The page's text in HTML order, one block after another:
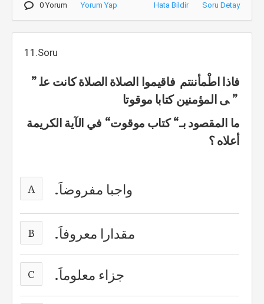
0 Yorum Yorum Yap Hata Bildir Soru Detay
11.Soru
” فاذا اطْمأننتم فاقيموا الصلاة الصلاة كانت عل
ى المؤمنين كتابا موقوتا ”
ما المقصود بـ“ كتاب موقوت“ في الآية الكريمة
أعلاه ؟
A واجبا مفروضاََ.
B مقدارا معروفاََ.
C جزاء معلوماََ.